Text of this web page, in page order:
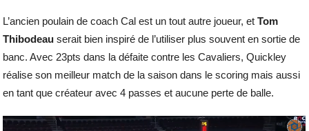
L’ancien poulain de coach Cal est un tout autre joueur, etTom
Thibodeau serait bien inspiré de l’utiliser plus souvent en sortie de
banc. Avec 23pts dans la défaite contre les Cavaliers, Quickley
réalise son meilleur match de la saison dans le scoring mais aussi
en tant que créateur avec 4 passes et aucune perte de balle.